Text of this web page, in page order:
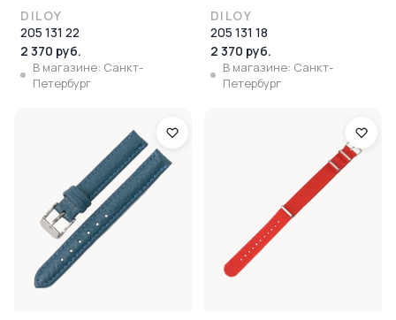
DILOY
205 131 22
2 370 руб.
В магазине: Санкт-
Петербург
DILOY
205 131 18
2 370 руб.
В магазине: Санкт-
Петербург